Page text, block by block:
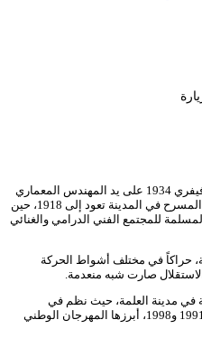
جرى إنشاء بناية مسرح العلمة في الرابع فيفري 1934 على يد المهندس المعماري
الفرنسي “مارسيل سالاس”، لكن بدايات المسرح في المدينة تعود إلى 1918، حين
للمجتمع الفني الدرامي والغنائي
حراكاً في مختلف أشواط الحركة
الاستقلال صارت شبه منعدمة.
في مدينة العلمة، حيث نظم في
المسرح البلدي عدّة تظاهرات بين عامي 1991 و1998، أبرزها المهرجان الوطني